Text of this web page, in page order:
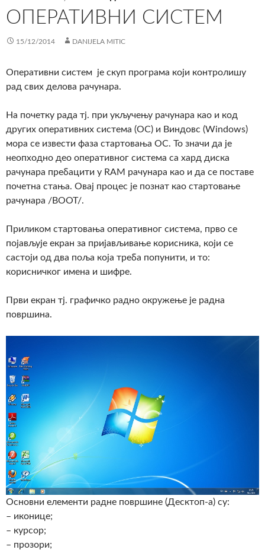
ОПЕРАТИВНИ СИСТЕМ
15/12/2014 DANIJELA MITIC
Оперативни систем је скуп програма који контролишу
рад свих делова рачунара.
На почетку рада тј. при укључењу рачунара као и код
других оперативних система (ОС) и Виндовс (Windows)
мора се извести фаза стартовања ОС. То значи да је
неопходно део оперативног система са хард диска
рачунара пребацити у RAM рачунара као и да се поставе
почетна стања. Овај процес је познат као стартовање
рачунара /BOOT/.
Приликом стартовања оперативног система, прво се
појављује екран за пријављивање корисника, који се
састоји од два поља која треба попунити, и то:
корисничког имена и шифре.
Први екран тј. графичко радно окружење је радна
површина.
Основни елементи радне површине (Десктоп-а) су:
– иконице;
– курсор;
– прозори;